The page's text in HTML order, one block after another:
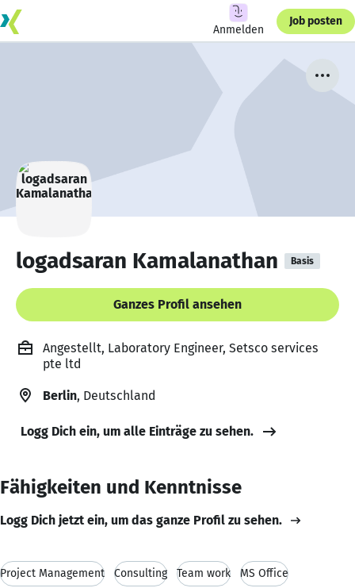
Anmelden
Job posten
logadsaran Kamalanathan Basis
Ganzes Profil ansehen
Angestellt, Laboratory Engineer, Setsco services
pte ltd
Berlin, Deutschland
Logg Dich ein, um alle Einträge zu sehen.
Fähigkeiten und Kenntnisse
Logg Dich jetzt ein, um das ganze Profil zu sehen.
Project Management Consulting Team work MS Office